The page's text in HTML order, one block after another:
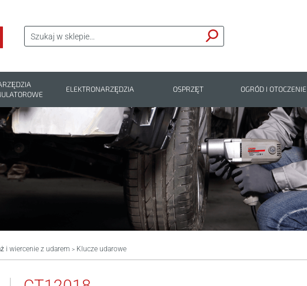
ELEKTRONARZĘDZIA OSPRZĘT OGRÓD I OTOCZENIE
i wiercenie z udarem > Klucze udarowe